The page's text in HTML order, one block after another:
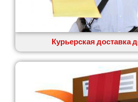
Вита-Почтовая
Вольнянск
Вознесенск
Курьерская доставка